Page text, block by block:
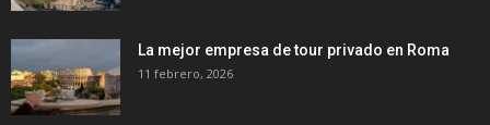
La mejor empresa de tour privado en Roma
11 febrero, 2026